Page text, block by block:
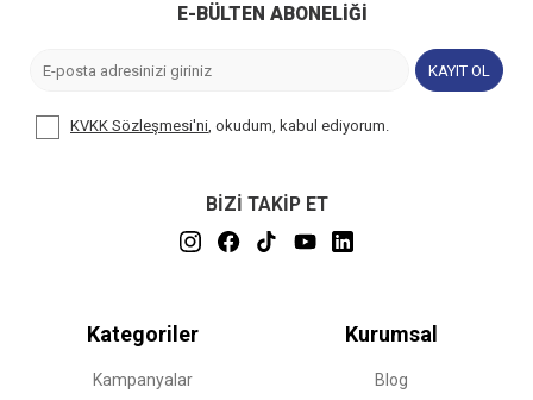
E-BÜLTEN ABONELIĞI
KAYIT OL
KVKK Sözleşmesi'ni, okudum, kabul ediyorum.
BİZİ TAKİP ET
Kategoriler
Kampanyalar
Kurumsal
Blog